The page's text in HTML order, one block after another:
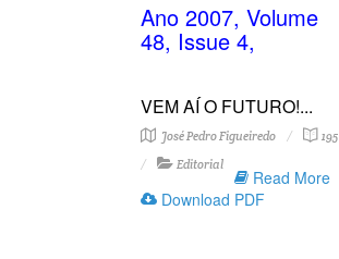
Ano 2007, Volume
48, Issue 4,
VEM AÍ O FUTURO!...
José Pedro Figueiredo
195
Editorial
Read More
Download PDF